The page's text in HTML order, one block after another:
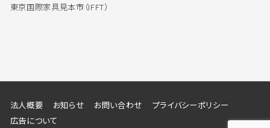
東京国際家具見本市（IFFT）
法人概要 お知らせ お問い合わせ
プライバシーポリシー
広告について